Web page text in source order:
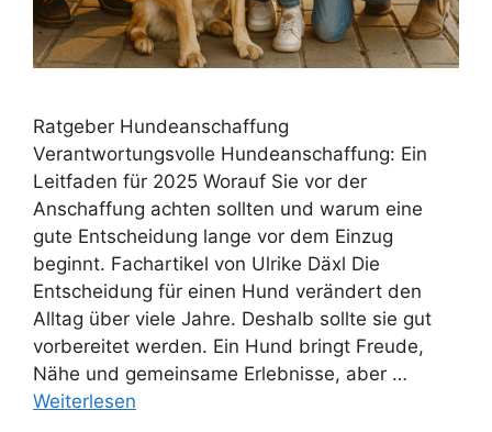
Ratgeber Hundeanschaffung
Verantwortungsvolle Hundeanschaffung: Ein
Leitfaden für 2025 Worauf Sie vor der
Anschaffung achten sollten und warum eine
gute Entscheidung lange vor dem Einzug
beginnt. Fachartikel von Ulrike Däxl Die
Entscheidung für einen Hund verändert den
Alltag über viele Jahre. Deshalb sollte sie gut
vorbereitet werden. Ein Hund bringt Freude,
Nähe und gemeinsame Erlebnisse, aber …
Weiterlesen